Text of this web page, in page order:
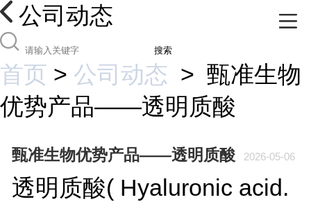
公司动态
搜索
首页 > 公司动态 > 甄准生物
优势产品——透明质酸
甄准生物优势产品——透明质酸 2026-05-06
透明质酸( Hyaluronic acid.